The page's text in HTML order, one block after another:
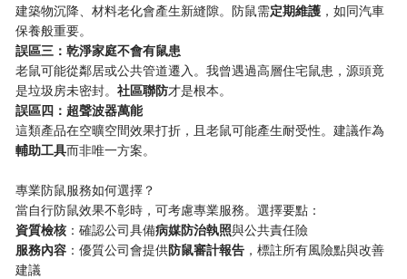
建築物沉降、材料老化會產生新縫隙。防鼠需​​定期維護​ ​，如同汽車
保養般重要。
​誤區三：乾淨家庭不會有鼠患​
老鼠可能從鄰居或公共管道遷入。我曾遇過高層住宅鼠患，源頭竟
是垃圾房未密封。​​社區聯防​​才是根本。
​誤區四：超聲波器萬能​
這類產品在空曠空間效果打折，且老鼠可能產生耐受性。建議作為​
輔助工具​​而非唯一方案。
專業防鼠服務如何選擇？
當自行防鼠效果不彰時，可考慮專業服務。選擇要點：
​資質檢核​ ​：確認公司具備​​病媒防治執照​​與公共責任險
​服務內容​ ​：優質公司會提供​​防鼠審計報告​ ​，標註所有風險點與改善
建議